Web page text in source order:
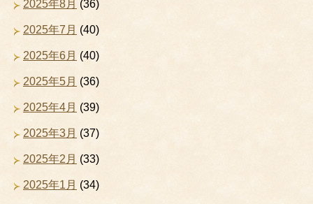
2025年8月 (36)
2025年7月 (40)
2025年6月 (40)
2025年5月 (36)
2025年4月 (39)
2025年3月 (37)
2025年2月 (33)
2025年1月 (34)